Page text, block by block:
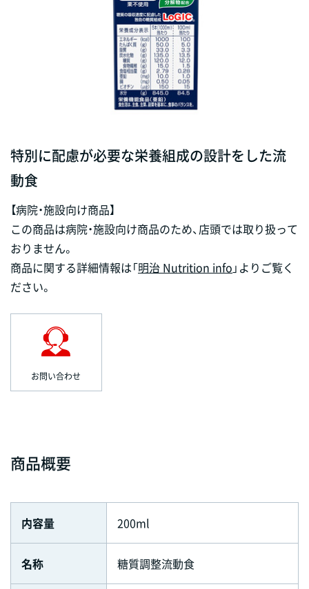
特別に配慮が必要な栄養組成の設計をした流
動食
【病院・施設向け商品】
この商品は病院・施設向け商品のため、店頭では取り扱って
おりません。
商品に関する詳細情報は「明治 Nutrition info 」よりご覧く
ださい。
お問い合わせ
商品概要
内容量 200ml
名称 糖質調整流動食